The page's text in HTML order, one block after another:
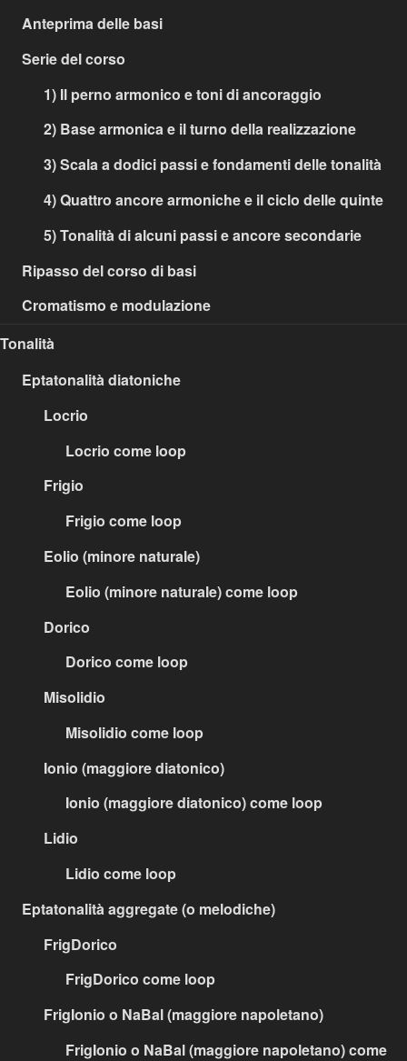
Anteprima delle basi
Serie del corso
1) Il perno armonico e toni di ancoraggio
2) Base armonica e il turno della realizzazione
3) Scala a dodici passi e fondamenti delle tonalità
4) Quattro ancore armoniche e il ciclo delle quinte
5) Tonalità di alcuni passi e ancore secondarie
Ripasso del corso di basi
Cromatismo e modulazione
Tonalità
Eptatonalità diatoniche
Locrio
Locrio come loop
Frigio
Frigio come loop
Eolio (minore naturale)
Eolio (minore naturale) come loop
Dorico
Dorico come loop
Misolidio
Misolidio come loop
Ionio (maggiore diatonico)
Ionio (maggiore diatonico) come loop
Lidio
Lidio come loop
Eptatonalità aggregate (o melodiche)
FrigDorico
FrigDorico come loop
FrigIonio o NaBal (maggiore napoletano)
FrigIonio o NaBal (maggiore napoletano) come